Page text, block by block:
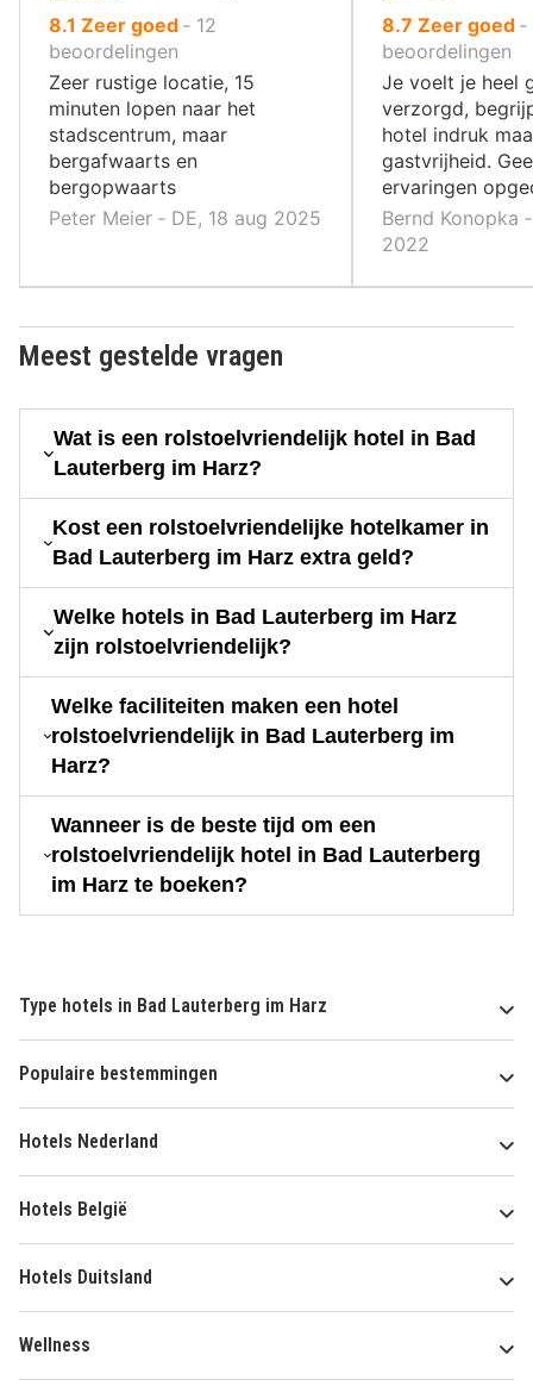
8.1 uit
10
,
Zeer goed ‐ 12
beoordelingen
Zeer rustige locatie, 15
minuten lopen naar het
stadscentrum, maar
bergafwaarts en
bergopwaarts
Peter Meier ‐ DE, 18 aug 2025
8.7 uit
10
,
Zeer goed ‐
beoordelingen
Je voelt je heel
verzorgd,
hotel indruk
gastvrijheid.
ervaringen
Bernd Konopka
2022
Meest gestelde vragen
Wat is een rolstoelvriendelijk hotel in Bad
Lauterberg im Harz?
Kost een rolstoelvriendelijke hotelkamer in
Bad Lauterberg im Harz extra geld?
Welke hotels in Bad Lauterberg im Harz
zijn rolstoelvriendelijk?
Welke faciliteiten maken een hotel
rolstoelvriendelijk in Bad Lauterberg im
Harz?
Wanneer is de beste tijd om een
rolstoelvriendelijk hotel in Bad Lauterberg
im Harz te boeken?
Type hotels in Bad Lauterberg im Harz
Populaire bestemmingen
Hotels Nederland
Hotels België
Hotels Duitsland
Wellness